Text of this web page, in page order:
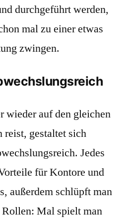
durchgeführt werden,
mal zu einer etwas
zwingen.
wieder auf den gleichen
reist, gestaltet sich
Jedes
für Kontore und
außerdem schlüpft man
Mal spielt man